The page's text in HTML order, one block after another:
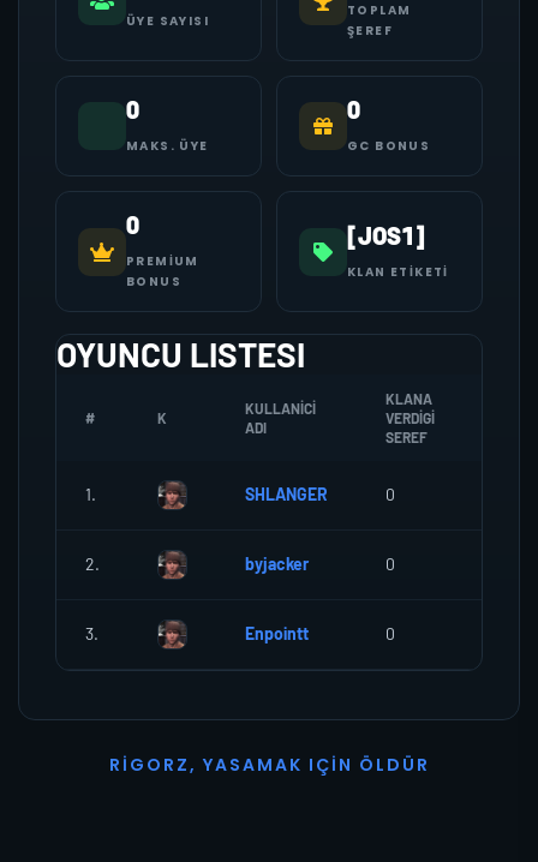
ÜYE SAYISI
TOPLAM
ŞEREF
0
MAKS. ÜYE
0
GC BONUS
0
PREMIUM
BONUS
[JOS1]
KLAN ETIKETI
OYUNCU LISTESI
# K
KULLANICI
ADI
KLANA
VERDIGI
SEREF
1. SHLANGER 0
2. byjacker 0
3. Enpointt 0
R I G O R Z, YASAMAK I ÇI N Ö L D Ü R